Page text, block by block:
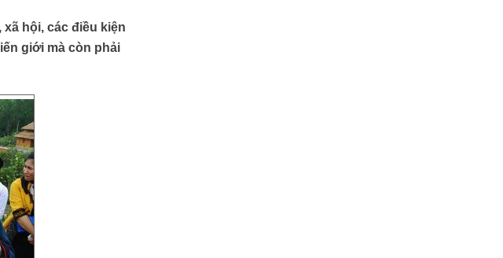
hội, các điều kiện
giới mà còn phải